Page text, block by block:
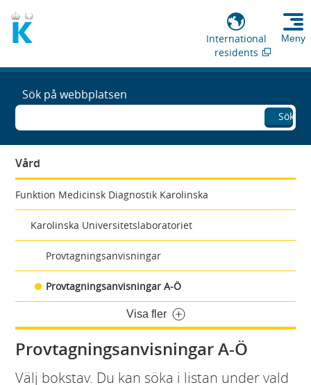
International
residents
Meny
Sök på webbplatsen
Sök
Vård
Funktion Medicinsk Diagnostik Karolinska
Karolinska Universitetslaboratoriet
Provtagningsanvisningar
Provtagningsanvisningar A-Ö
Visa fler
Provtagningsanvisningar A-Ö
Välj bokstav. Du kan söka i listan under vald